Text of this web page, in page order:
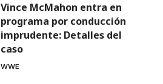
Vince McMahon entra en
programa por conducción
imprudente: Detalles del
caso
WWE